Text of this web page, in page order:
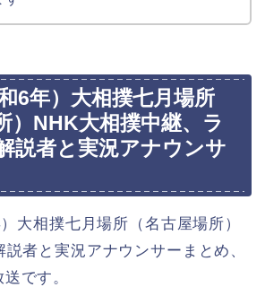
6年）大相撲七月場所
）NHK大相撲中継、ラ
説者と実況アナウンサ
大相撲七月場所（名古屋場所）
者と実況アナウンサーまとめ、
です。